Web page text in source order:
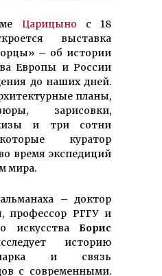
Царицыно с 18
выставка
– об истории
Европы и России
до наших дней.
планы,
зарисовки,
и три сотни
куратор
время экспедиций
мира.
– доктор
профессор РГГУ и
искусства Борис
историю
парка и связь
с современными.